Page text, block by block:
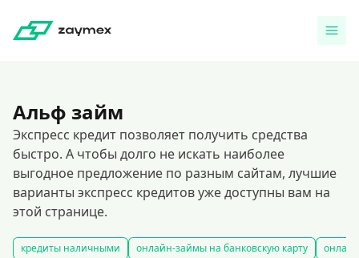
Альф займ
Экспресс кредит позволяет получить средства
быстро. А чтобы долго не искать наиболее
выгодное предложение по разным сайтам, лучшие
варианты экспресс кредитов уже доступны вам на
этой странице.
кредиты наличными онлайн-займы на банковскую карту